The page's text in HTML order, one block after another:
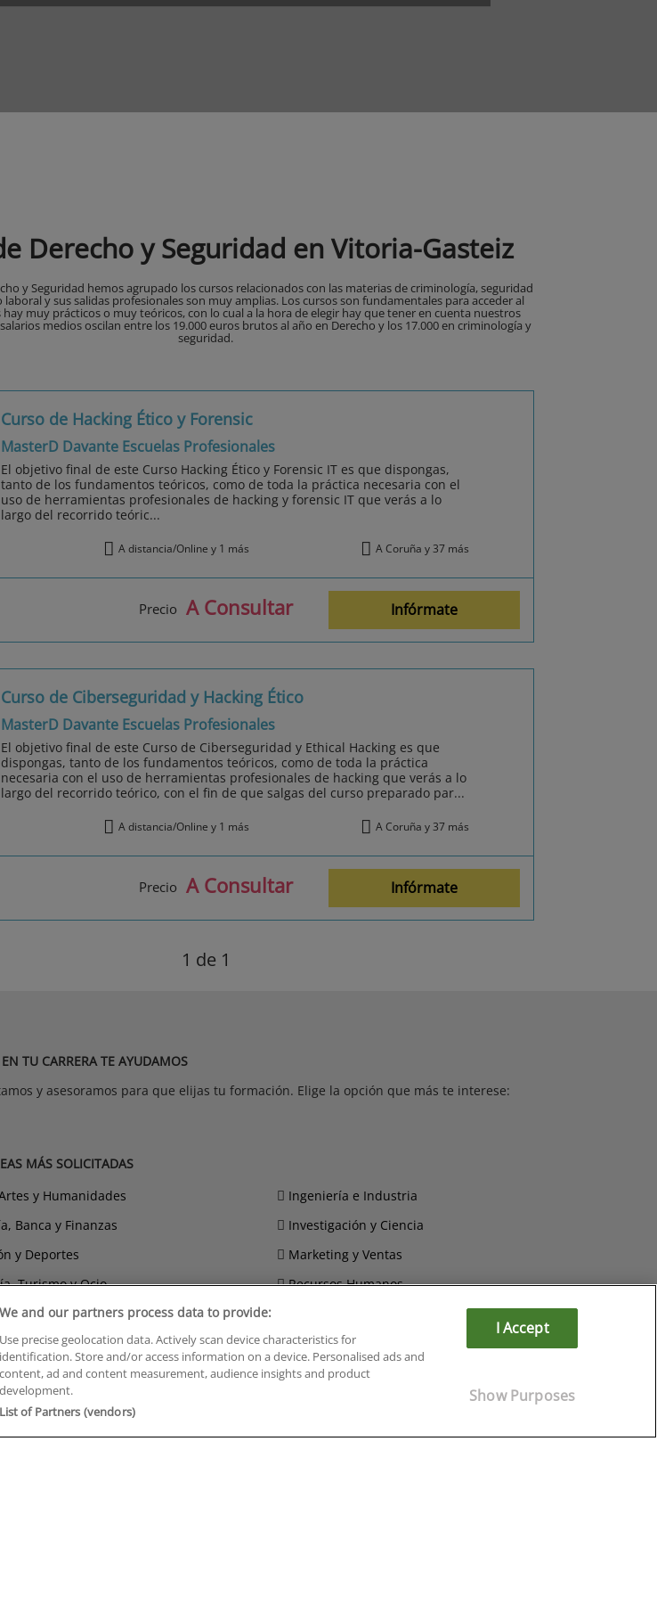
Derecho y Seguridad en Vitoria-Gasteiz
y Seguridad hemos agrupado los cursos relacionados con las materias de criminología, seguridad
laboral y sus salidas profesionales son muy amplias. Los cursos son fundamentales para acceder al
muy prácticos o muy teóricos, con lo cual a la hora de elegir hay que tener en cuenta nuestros
medios oscilan entre los 19.000 euros brutos al año en Derecho y los 17.000 en criminología y
seguridad.
Curso de Hacking Ético y Forensic
MasterD Davante Escuelas Profesionales
El objetivo final de este Curso Hacking Ético y Forensic IT es que dispongas,
tanto de los fundamentos teóricos, como de toda la práctica necesaria con el
uso de herramientas profesionales de hacking y forensic IT que verás a lo
largo del recorrido teóric...
A distancia/Online y 1 más A Coruña y 37 más
Precio A Consultar Infórmate
Curso de Ciberseguridad y Hacking Ético
MasterD Davante Escuelas Profesionales
El objetivo final de este Curso de Ciberseguridad y Ethical Hacking es que
dispongas, tanto de los fundamentos teóricos, como de toda la práctica
necesaria con el uso de herramientas profesionales de hacking que verás a lo
largo del recorrido teórico, con el fin de que salgas del curso preparado par...
A distancia/Online y 1 más A Coruña y 37 más
Precio A Consultar Infórmate
1 de 1
TU CARRERA TE AYUDAMOS
y asesoramos para que elijas tu formación. Elige la opción que más te interese:
MÁS SOLICITADAS
y Humanidades
Banca y Finanzas
y Deportes
Turismo y Ocio
y Telecomunicaciones
Ingeniería e Industria
Investigación y Ciencia
Marketing y Ventas
Recursos Humanos
CURSOS EN TU PROVINCIA
We and our partners process data to provide:
Use precise geolocation data. Actively scan device characteristics for
identification. Store and/or access information on a device. Personalised ads and
content, ad and content measurement, audience insights and product
development.
List of Partners (vendors)
I Accept
Show Purposes